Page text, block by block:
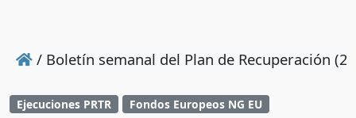
/ Boletín semanal del Plan de Recuperación
Ejecuciones PRTR Fondos Europeos NG EU